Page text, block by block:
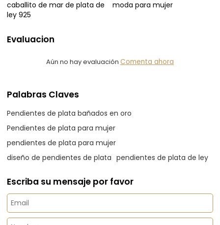
caballito de mar de plata de
ley 925
moda para mujer
Evaluacion
Aún no hay evaluación Comenta ahora
Palabras Claves
Pendientes de plata bañados en oro
Pendientes de plata para mujer
pendientes de plata para mujer
diseño de pendientes de plata pendientes de plata de ley
Escriba su mensaje por favor